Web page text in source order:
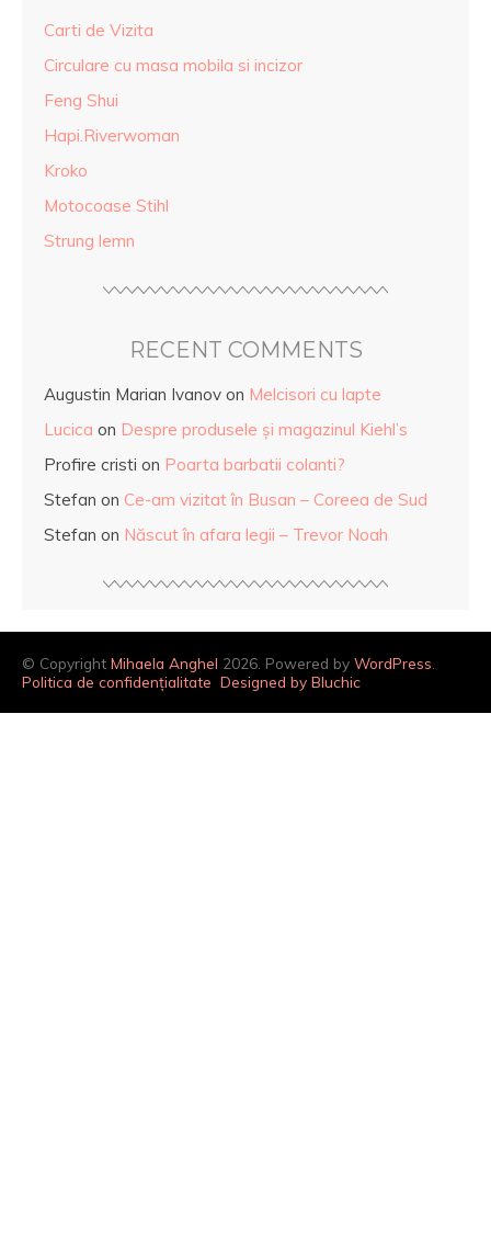
Carti de Vizita
Circulare cu masa mobila si incizor
Feng Shui
Hapi.Riverwoman
Kroko
Motocoase Stihl
Strung lemn
RECENT COMMENTS
Augustin Marian Ivanov on Melcisori cu lapte
Lucica on Despre produsele și magazinul Kiehl’s
Profire cristi on Poarta barbatii colanti?
Stefan on Ce-am vizitat în Busan – Coreea de Sud
Stefan on Născut în afara legii – Trevor Noah
© Copyright Mihaela Anghel 2026. Powered by WordPress
Politica de confidențialitate Designed by Bluchic